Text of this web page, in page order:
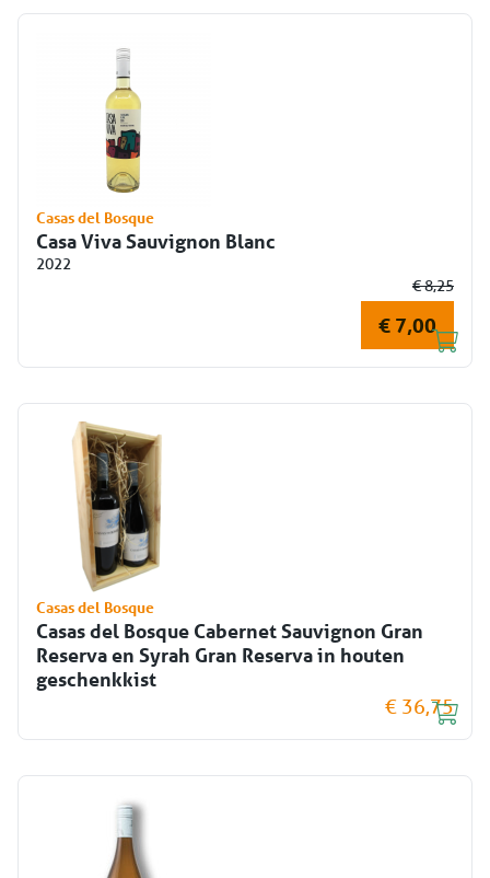
Casas del Bosque
Casa Viva Sauvignon Blanc
2022
€ 8,25
€ 7,00
Casas del Bosque
Casas del Bosque Cabernet Sauvignon Gran
Reserva en Syrah Gran Reserva in houten
geschenkkist
€ 36,75